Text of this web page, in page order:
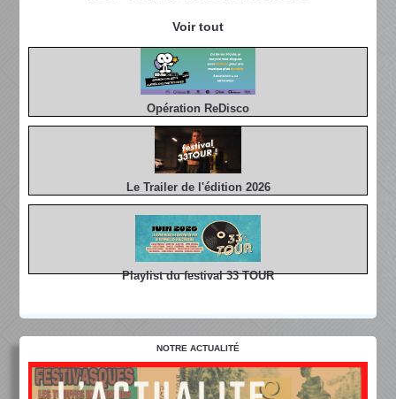
Voir tout
Opération ReDisco
Le Trailer de l'édition 2026
Playlist du festival 33 TOUR
NOTRE ACTUALITÉ